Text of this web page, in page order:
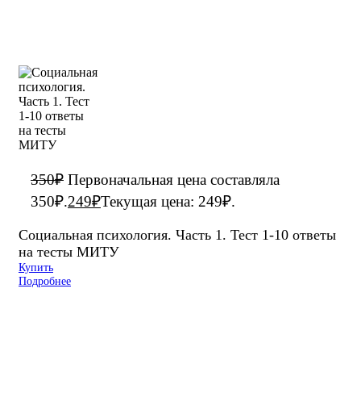
350₽ Первоначальная цена составляла
350₽.249₽Текущая цена: 249₽.
Социальная психология. Часть 1. Тест 1-10 ответы
на тесты МИТУ
Купить
Подробнее